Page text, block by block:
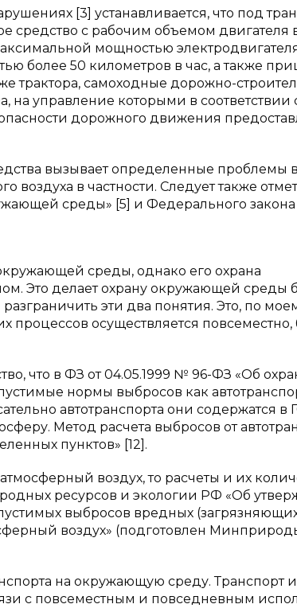
[3] устанавливается, что под
средство с рабочим объемом двигателя
мощностью
более 50 километров в час, а также
трактора, самоходные дорожно-
управление которыми в соответствии
дорожного движения
вызывает определенные проблемы
в частности. Следует также
среды» [5] и Федерального закона
среды, однако его охрана
Это делает охрану окружающей среды
эти два понятия. Это, по
процессов осуществляется повсеместно,
что в ФЗ от 04.05.1999 № 96-ФЗ «Об
нормы выбросов как
автотранспорта они содержатся в
Метод расчета выбросов от
пунктов» [12].
воздух, то расчеты и их
ресурсов и экологии РФ «Об
выбросов вредных
воздух» (подготовлен
на окружающую среду. Транспорт
с повсеместным и повседневным